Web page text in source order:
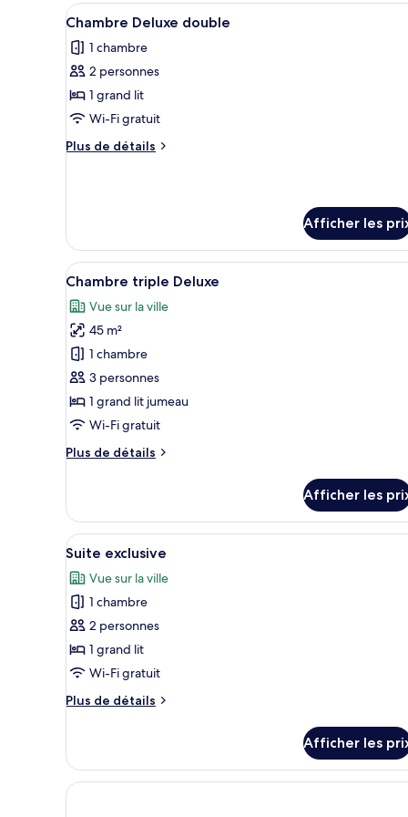
double
Afficher
toutes
les
photos
pour
ce
type
de
double
Une chambre à coucher
7
Chambre Deluxe double
1 chambre
2 personnes
1 grand lit
Wi-Fi gratuit
Plus de détails
Plus
double
Afficher les
Afficher
toutes
les
photos
pour
ce
type
de
chambre :
Chambre
Une salle de bain moderne
6
Chambre triple Deluxe
Vue sur la ville
45 m²
1 chambre
3 personnes
1 grand lit jumeau
Wi-Fi gratuit
Plus de détails
Plus
Chambre
triple
Deluxe
Afficher les
Afficher
toutes
les
photos
pour
ce
type
chambre :
Une chambre moderne avec
7
Suite exclusive
Vue sur la ville
1 chambre
2 personnes
1 grand lit
Wi-Fi gratuit
Plus de détails
Plus
Suite
exclusive
Afficher les